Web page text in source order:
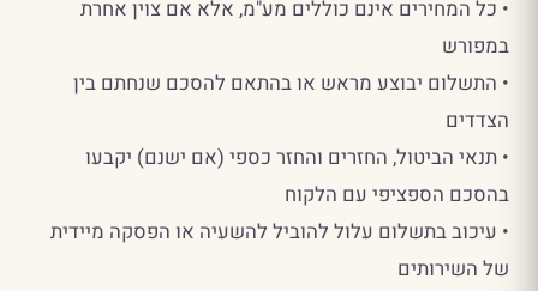
• כל המחירים אינם כוללים מע"מ, אלא אם צוין אחרת
במפורש
• התשלום יבוצע מראש או בהתאם להסכם שנחתם בין
הצדדים
• תנאי הביטול, החזרים והחזר כספי (אם ישנם) יקבעו
בהסכם הספציפי עם הלקוח
• עיכוב בתשלום עלול להוביל להשעיה או הפסקה מיידית
של השירותים